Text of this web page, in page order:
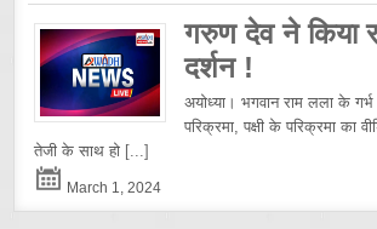
गरुण देव ने किया
दर्शन !
अयोध्या। भगवान राम लला के
परिक्रमा, पक्षी के परिक्रमा का
तेजी के साथ हो [...]
March 1, 2024